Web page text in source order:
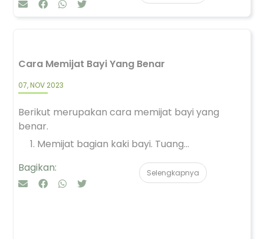
Cara Memijat Bayi Yang Benar
07, NOV 2023
Berikut merupakan cara memijat bayi yang
benar.
Memijat bagian kaki bayi. Tuang...
Bagikan:
Selengkapnya